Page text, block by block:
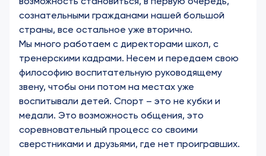
сознательными гражданами нашей большой
страны, все остальное уже вторично.
Мы много работаем с директорами школ, с
тренерскими кадрами. Несем и передаем свою
философию воспитательную руководящему
звену, чтобы они потом на местах уже
воспитывали детей. Спорт – это не кубки и
медали. Это возможность общения, это
соревновательный процесс со своими
сверстниками и друзьями, где нет проигравших.